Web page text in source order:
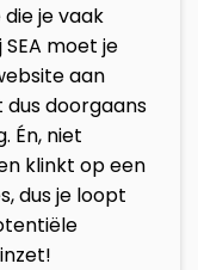
die je vaak
moet je
aan
doorgaans
Én, niet
klinkt op een
dus je loopt